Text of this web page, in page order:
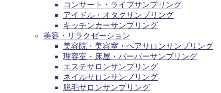
コンサート・ライブサンプリング
アイドル・オタクサンプリング
キッチンカーサンプリング
美容・リラクゼーション
美容院・美容室・ヘアサロンサンプリング
理容室・床屋・バーバーサンプリング
エステサロンサンプリング
ネイルサロンサンプリング
脱毛サロンサンプリング